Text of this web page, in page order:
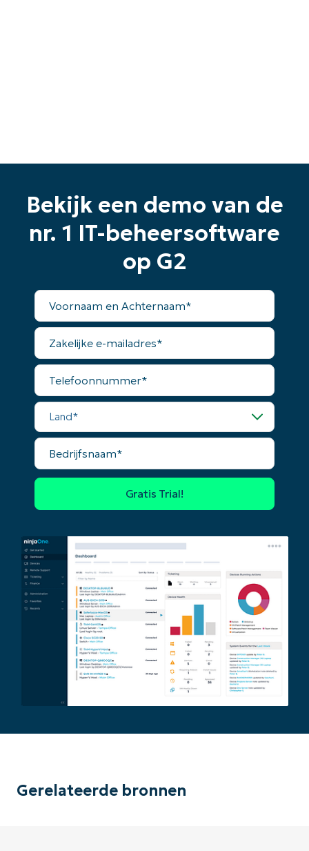
Bekijk een demo van de
nr. 1 IT-beheersoftware
op G2
Voornaam
Achternaam*
Zakelijke
mailadres*
Telefoonnummer*
Land*
Bedrijfsnaam*
Gerelateerde bronnen
Begin uw proefperiode van 14
Geen creditcard nodig, volledige toegang tot alle
functies
and
last
number*
Land
Company
name*